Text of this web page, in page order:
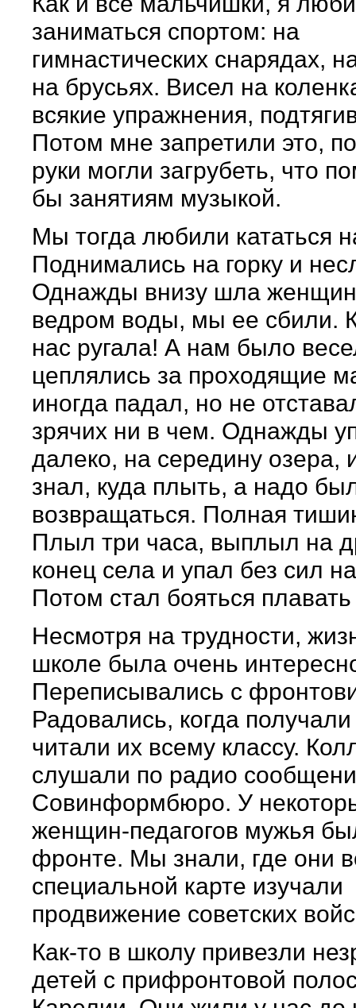
заниматься спортом: на
гимнастических снарядах,
на брусьях. Висел на
всякие упражнения,
Потом мне запретили это,
руки могли загрубеть, что
бы занятиям музыкой.
Мы тогда любили кататься
Поднимались на горку и
Однажды внизу шла
ведром воды, мы ее сбили.
нас ругала! А нам было
цеплялись за проходящие
иногда падал, но не
зрячих ни в чем. Однажды
далеко, на середину озера,
знал, куда плыть, а надо
возвращаться. Полная
Плыл три часа, выплыл на
конец села и упал без сил
Потом стал бояться
Несмотря на трудности,
школе была очень
Переписывались с
Радовались, когда
читали их всему классу.
слушали по радио
Совинформбюро. У
женщин-педагогов мужья
фронте. Мы знали, где они
специальной карте изучали
продвижение советских
Как-то в школу привезли
детей с прифронтовой